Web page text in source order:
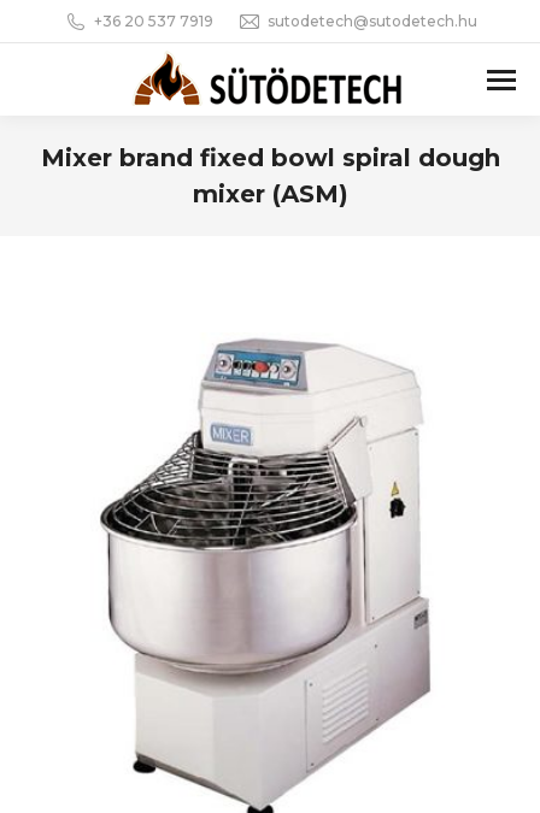
+36 20 537 7919 sutodetech@sutodetech.hu
Mixer brand fixed bowl spiral dough
mixer (ASM)